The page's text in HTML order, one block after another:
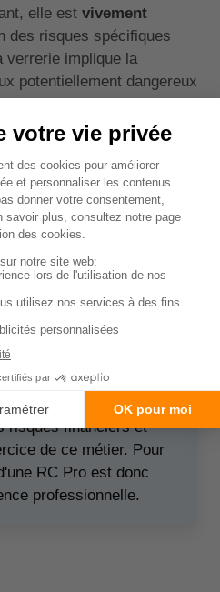
elle est vivement
des risques spécifiques
verrerie implique la
potentiellement dangereux
causer des
cas de défauts ou
explicitement cette
certaines
situations
de certains clients
. Par exemple,
des foires ou des
peut exiger une telle
elle n'est pas
offre une protection
risques financiers et
de ce métier. Pour
RC Pro est donc
professionnelle.